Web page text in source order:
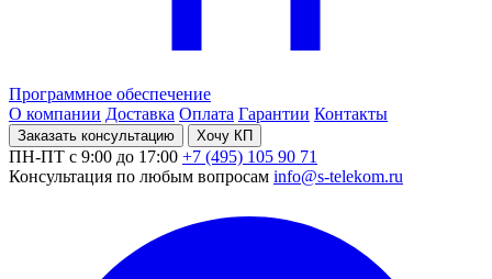
Программное обеспечение
О компании Доставка Оплата Гарантии Контакты
Заказать консультацию Хочу КП
ПН-ПТ с 9:00 до 17:00 +7 (495) 105 90 71
Консультация по любым вопросам info@s-telekom.ru